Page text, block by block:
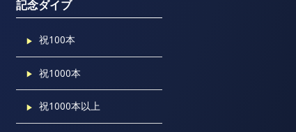
記念ダイブ
祝100本
祝1000本
祝1000本以上